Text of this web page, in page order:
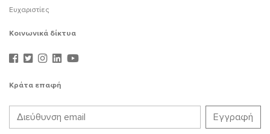
Ευχαριστίες
Κοινωνικά δίκτυα
Κράτα επαφή